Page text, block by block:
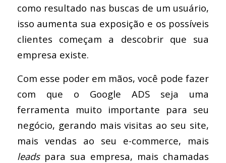
como resultado nas buscas de um usuário,
isso aumenta sua exposição e os possíveis
clientes começam a descobrir que sua
empresa existe.
Com esse poder em mãos, você pode fazer
com que o Google ADS seja uma
ferramenta muito importante para seu
negócio, gerando mais visitas ao seu site,
mais vendas ao seu e-commerce, mais
leadspara sua empresa, mais chamadas